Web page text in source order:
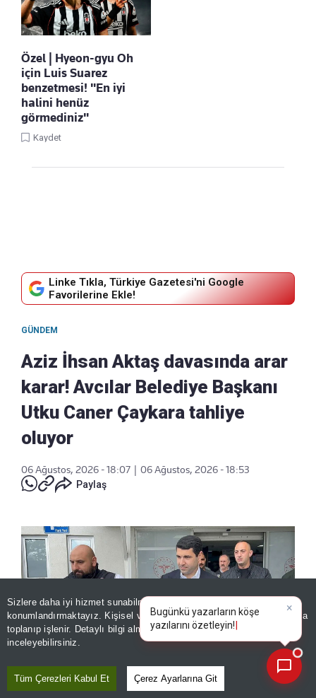
Sizlere daha iyi hizmet sunabilmek adına sitemizde
konumlandırmaktayız. Kişisel verileriniz, KVKK ve GDPR kapsamında
toplanıp işlenir. Detaylı bilgi almak içinAydınlatma Metnimizi
inceleyebilirsiniz.
Tüm Çerezleri Kabul Et Çerez Ayarlarına Git
Özel | Hyeon-gyu Oh
için Luis Suarez
benzetmesi! "En iyi
halini henüz
görmediniz"
Kaydet
Linke Tıkla, Türkiye Gazetesi'ni Google
Favorilerine Ekle!
GÜNDEM
Aziz İhsan Aktaş davasında arar
karar! Avcılar Belediye Başkanı
Utku Caner Çaykara tahliye
oluyor
06 Ağustos, 2026 - 18:07
06 Ağustos, 2026 - 18:53
Paylaş
×
Bugünkü yazarların köşe
yazılarını özetleyin!